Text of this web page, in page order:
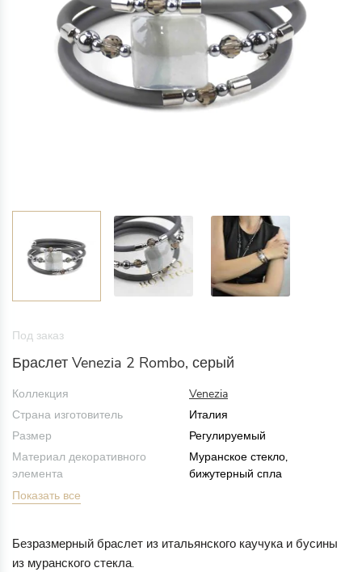
Под заказ
Браслет Venezia 2 Rombo, серый
Коллекция
Venezia
Страна изготовитель
Италия
Размер
Регулируемый
Материал декоративного
элемента
Муранское стекло,
бижутерный спла
Показать все
Безразмерный браслет из итальянского каучука и бусины
из муранского стекла.